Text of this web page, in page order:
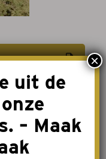
uit de
– Maak
×